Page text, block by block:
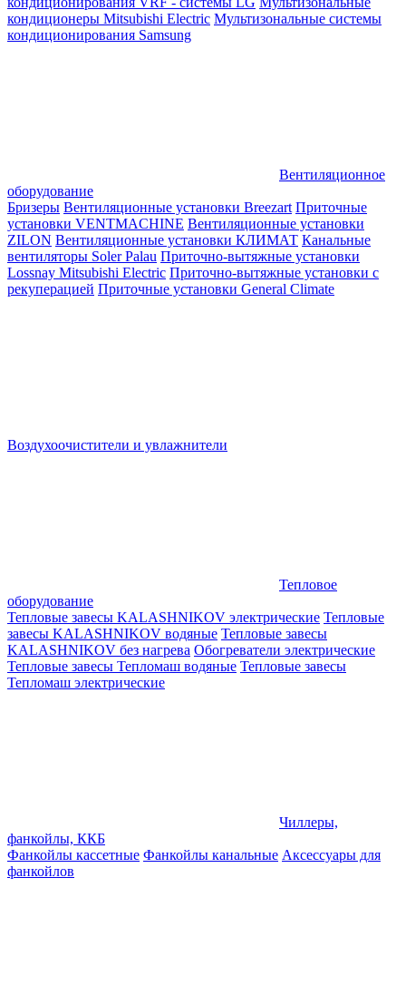
кондиционеры Mitsubishi Electric Мультизональные системы
кондиционирования Samsung
Вентиляционное
оборудование
Бризеры Вентиляционные установки Breezart Приточные
установки VENTMACHINE Вентиляционные установки
ZILON Вентиляционные установки КЛИМАТ Канальные
вентиляторы Soler Palau Приточно-вытяжные установки
Lossnay Mitsubishi Electric Приточно-вытяжные установки с
рекуперацией Приточные установки General Climate
Воздухоочистители и увлажнители
Тепловое
оборудование
Тепловые завесы KALASHNIKOV электрические Тепловые
завесы KALASHNIKOV водяные Тепловые завесы
KALASHNIKOV без нагрева Обогреватели электрические
Тепловые завесы Тепломаш водяные Тепловые завесы
Тепломаш электрические
Чиллеры,
фанкойлы, ККБ
Фанкойлы кассетные Фанкойлы канальные Аксессуары для
фанкойлов